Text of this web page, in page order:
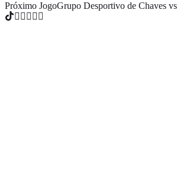
Próximo JogoGrupo Desportivo de Chaves